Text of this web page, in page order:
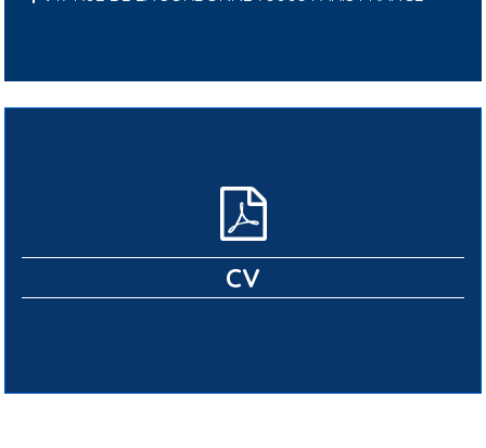
CV